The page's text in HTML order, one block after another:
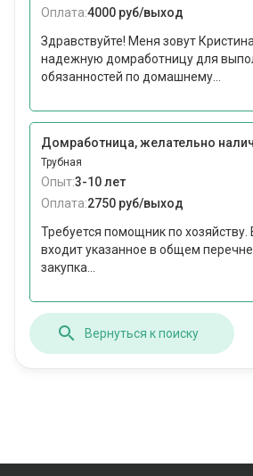
Оплата:4000 руб/выход
Здравствуйте! Меня зовут
надежную домработницу для
обязанностей по домашнему...
Домработница, желательно
Трубная
Опыт:3-10 лет
Оплата:2750 руб/выход
Требуется помощник по хозяйству.
входит указанное в общем
закупка...
Вернуться к поиску